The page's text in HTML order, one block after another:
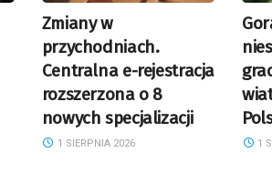
Zmiany w
przychodniach.
Centralna e-rejestracja
rozszerzona o 8
nowych specjalizacji
1 SIERPNIA 2026 1